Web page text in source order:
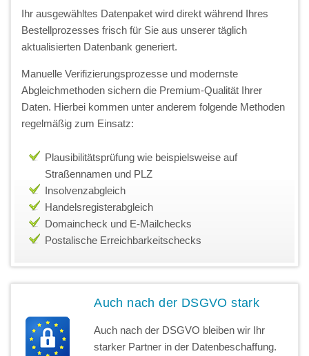
Ihr ausgewähltes Datenpaket wird direkt während Ihres
Bestellprozesses frisch für Sie aus unserer täglich
aktualisierten Datenbank generiert.
Manuelle Verifizierungsprozesse und modernste
Abgleichmethoden sichern die Premium-Qualität Ihrer
Daten. Hierbei kommen unter anderem folgende Methoden
regelmäßig zum Einsatz:
Plausibilitätsprüfung wie beispielsweise auf
Straßennamen und PLZ
Insolvenzabgleich
Handelsregisterabgleich
Domaincheck und E-Mailchecks
Postalische Erreichbarkeitschecks
Auch nach der DSGVO stark
Auch nach der DSGVO bleiben wir Ihr
starker Partner in der Datenbeschaffung.